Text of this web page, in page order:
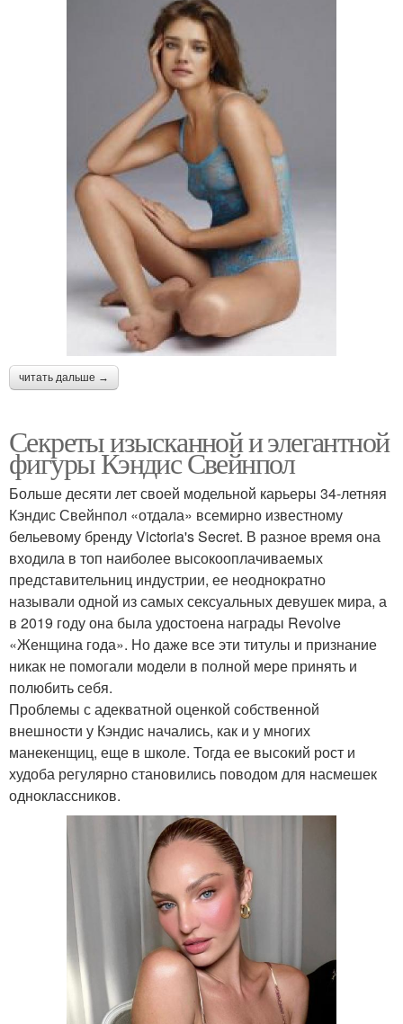
читать дальше →
Секреты изысканной и элегантной
фигуры Кэндис Свейнпол
Больше десяти лет своей модельной карьеры 34-летняя
Кэндис Свейнпол «отдала» всемирно известному
бельевому бренду Victoria's Secret. В разное время она
входила в топ наиболее высокооплачиваемых
представительниц индустрии, ее неоднократно
называли одной из самых сексуальных девушек мира, а
в 2019 году она была удостоена награды Revolve
«Женщина года». Но даже все эти титулы и признание
никак не помогали модели в полной мере принять и
полюбить себя.
Проблемы с адекватной оценкой собственной
внешности у Кэндис начались, как и у многих
манекенщиц, еще в школе. Тогда ее высокий рост и
худоба регулярно становились поводом для насмешек
одноклассников.